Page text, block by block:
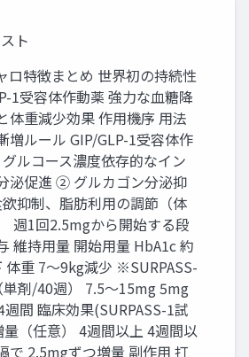
ト
ロ特徴まとめ 世界初の持続性
1受容体作動薬 強力な血糖降
体重減少効果 作用機序 用法
増ルール GIP/GLP-1受容体作
ルコース濃度依存的なイン
泌促進 ② グルカゴン分泌抑
抑制、脂肪利用の調節（体
週1回2.5mgから開始する段
維持用量 開始用量 HbA1c 約
体重 7～9kg減少 ※SURPASS-
単剤/40週） 7.5～15mg 5mg
間 臨床効果(SURPASS-1試
（任意） 4週間以上 4週間以
で 2.5mgずつ増量 副作用 打